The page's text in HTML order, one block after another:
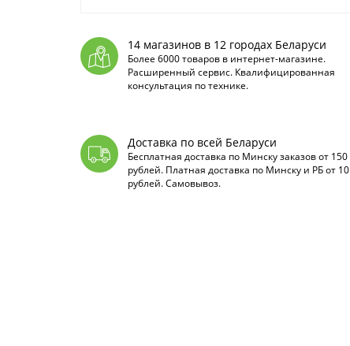
14 магазинов в 12 городах Беларуси
Более 6000 товаров в интернет-магазине.
Расширенный сервис. Квалифицированная
консультация по технике.
Доставка по всей Беларуси
Бесплатная доставка по Минску заказов от 150
рублей. Платная доставка по Минску и РБ от 10
рублей. Самовывоз.